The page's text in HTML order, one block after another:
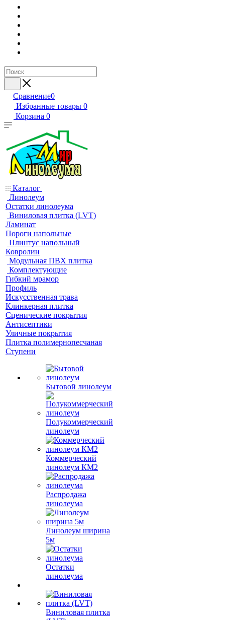
Сравнение0
Избранные товары 0
Корзина 0
Каталог
Линолеум
Остатки линолеума
Виниловая плитка (LVT)
Ламинат
Пороги напольные
Плинтус напольный
Ковролин
Модульная ПВХ плитка
Комплектующие
Гибкий мрамор
Профиль
Искусственная трава
Клинкерная плитка
Сценические покрытия
Антисептики
Уличные покрытия
Плитка полимернопесчаная
Ступени
Бытовой линолеум
Полукоммерческий
линолеум
Коммерческий
линолеум КМ2
Распродажа
линолеума
Линолеум ширина
5м
Остатки
линолеума
Виниловая плитка